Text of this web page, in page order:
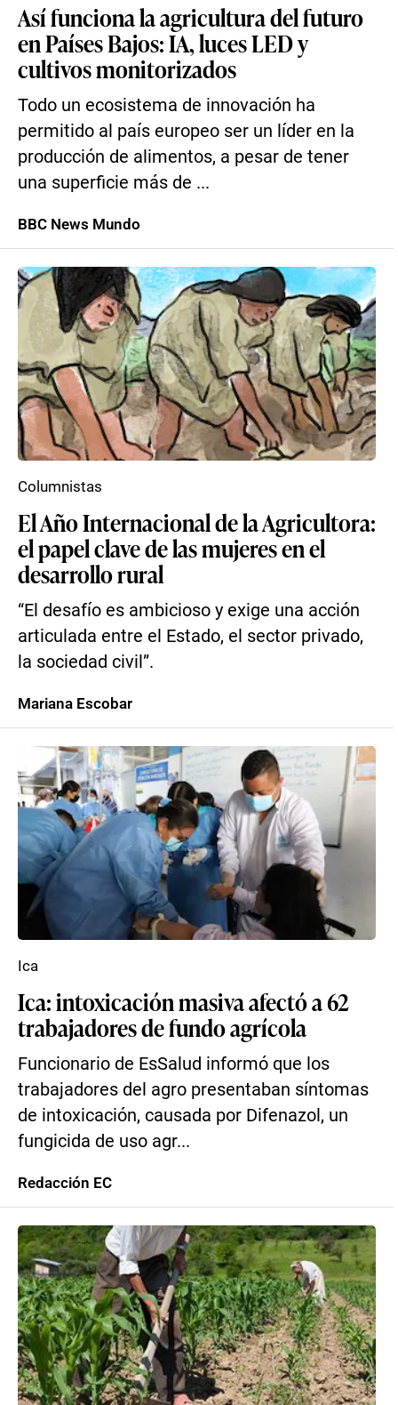
Así funciona la agricultura del futuro
en Países Bajos: IA, luces LED y
cultivos monitorizados
Todo un ecosistema de innovación ha
permitido al país europeo ser un líder en la
producción de alimentos, a pesar de tener
una superficie más de ...
BBC News Mundo
El Año Internacional de la Agricultora:
el papel clave de las mujeres en el
desarrollo rural
“El desafío es ambicioso y exige una acción
articulada entre el Estado, el sector privado,
la sociedad civil”.
Columnistas
Mariana Escobar
Ica: intoxicación masiva afectó a 62
trabajadores de fundo agrícola
Funcionario de EsSalud informó que los
trabajadores del agro presentaban síntomas
de intoxicación, causada por Difenazol, un
fungicida de uso agr...
Ica
Redacción EC